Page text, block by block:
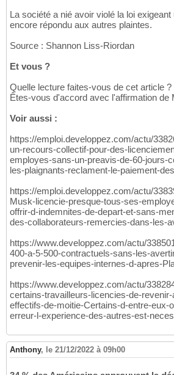
La société a nié avoir violé la loi
encore répondu aux autres plaintes.
Source : Shannon Liss-Riordan
Et vous ?
Quelle lecture faites-vous de cet article ?
Êtes-vous d'accord avec l'affirmation de
Voir aussi :
https://emploi.developpez.com/actu/
un-recours-collectif-pour-des-
employes-sans-un-preavis-de-60-jours-
les-plaignants-reclament-le-paiement-
https://emploi.developpez.com/actu/
Musk-licencie-presque-tous-ses-
offrir-d-indemnites-de-depart-et-sans-
des-collaborateurs-remercies-dans-les-
https://www.developpez.com/actu/
400-a-5-500-contractuels-sans-les-
prevenir-les-equipes-internes-d-apres-
https://www.developpez.com/actu/
certains-travailleurs-licencies-de-
effectifs-de-moitie-Certains-d-entre-eux-
erreur-l-experience-des-autres-est-
Anthony, le 21/12/2022 à 09h00